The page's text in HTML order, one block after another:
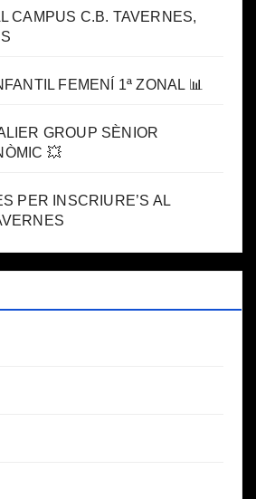
CAMPUS C.B. TAVERNES,
FEMENÍ 1ª ZONAL 📊
GROUP SÈNIOR
💥
PER INSCRIURE’S AL